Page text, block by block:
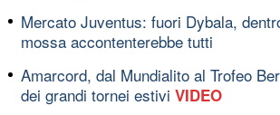
Mercato Juventus: fuori Dybala,
mossa accontenterebbe tutti
Amarcord, dal Mundialito al Trofeo
dei grandi tornei estivi VIDEO